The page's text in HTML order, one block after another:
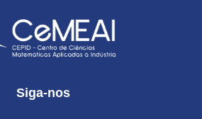
Siga-nos